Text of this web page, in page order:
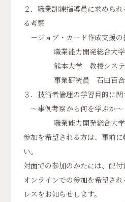
２．職業訓練指導員に求めら
る考察
－ジョブ・カード作成支援
職業能力開発総合大
熊本大学 教授システ
事業研究員 石田百
３．技術者倫理の学習目的に
～事例考察から何を学ぶか～
職業能力開発総合大
参加を希望される方は、事前
い。
対面での参加のかたには、配付
オンラインでの参加を希望さ
レスをお知らせします。